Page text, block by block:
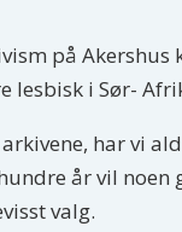
på
lesbisk i Sør-
har vi
år vil
valg.